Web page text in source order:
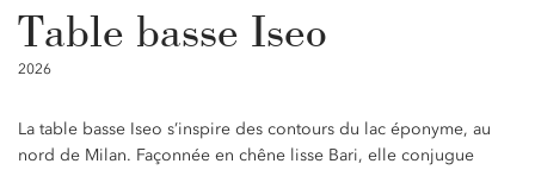
Table basse Iseo
2026
La table basse Iseo s’inspire des contours du lac éponyme, au
nord de Milan. Façonnée en chêne lisse Bari, elle conjugue